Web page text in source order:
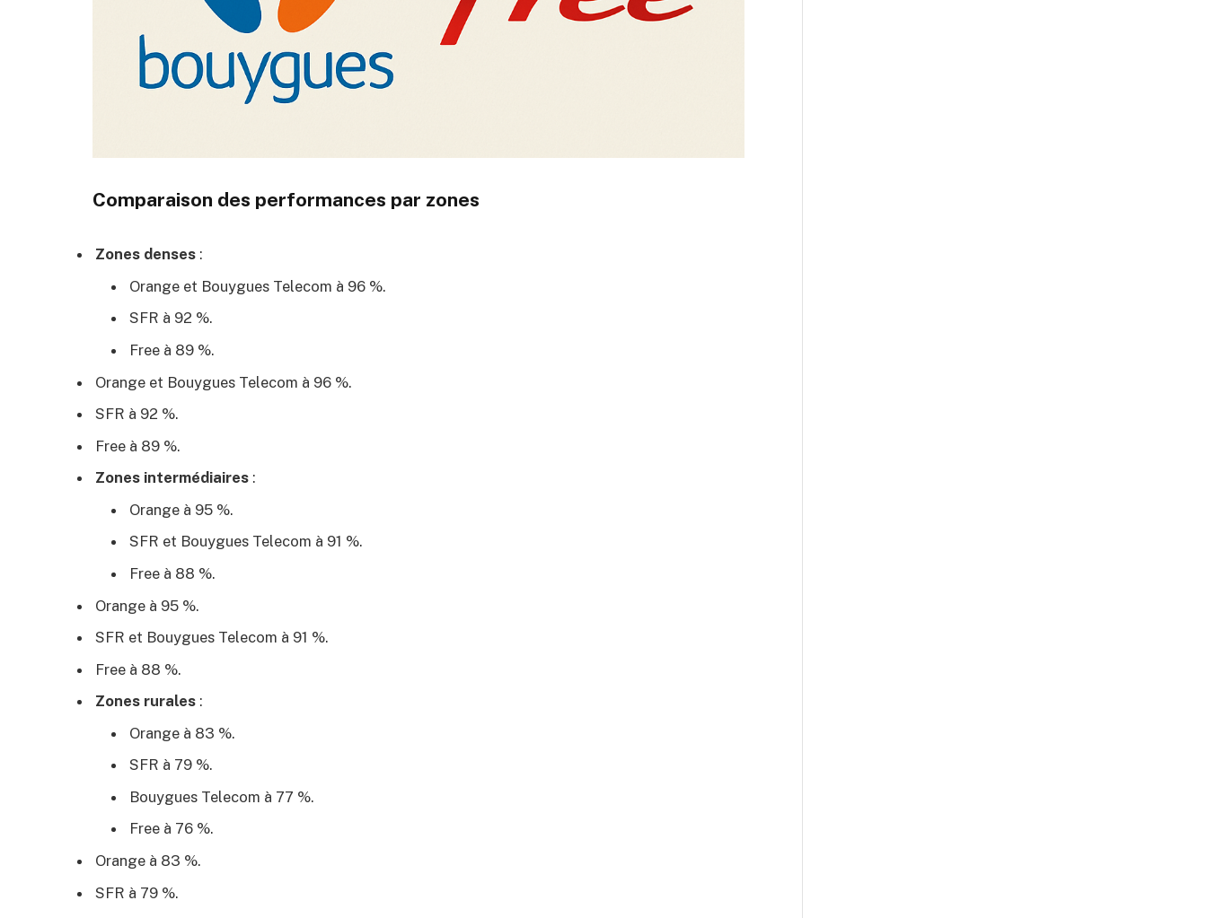
Comparaison des performances par zones
Zones denses :
Orange et Bouygues Telecom à 96 %.
SFR à 92 %.
Free à 89 %.
Orange et Bouygues Telecom à 96 %.
SFR à 92 %.
Free à 89 %.
Zones intermédiaires :
Orange à 95 %.
SFR et Bouygues Telecom à 91 %.
Free à 88 %.
Orange à 95 %.
SFR et Bouygues Telecom à 91 %.
Free à 88 %.
Zones rurales :
Orange à 83 %.
SFR à 79 %.
Bouygues Telecom à 77 %.
Free à 76 %.
Orange à 83 %.
SFR à 79 %.